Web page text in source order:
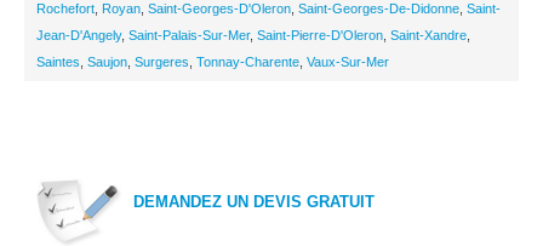
Rochefort Royan Saint-Georges-D'Oleron Saint-Georges-De-Didonne Saint-
Jean-D'Angely, Saint-Palais-Sur-Mer, Saint-Pierre-D'Oleron Saint-Xandre
Saintes Saujon Surgeres Tonnay-Charente Vaux-Sur-Mer
DEMANDEZ UN DEVIS GRATUIT